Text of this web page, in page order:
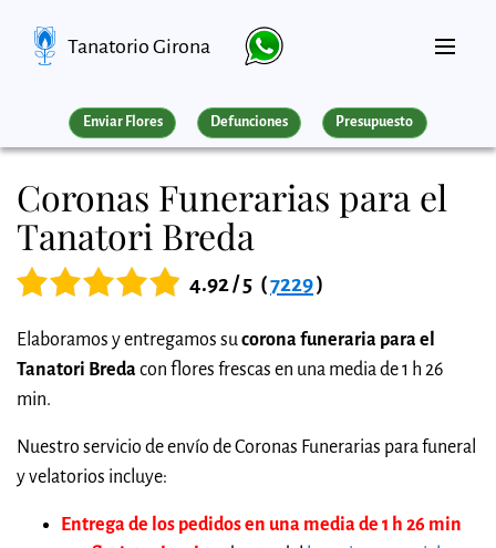
Tanatorio Girona
Enviar Flores Defunciones Presupuesto
Coronas Funerarias para el
Tanatori Breda
4.92 / 5 (7229)
Elaboramos y entregamos sucorona funeraria para el
Tanatori Bredacon flores frescas en una media de 1 h 26
min.
Nuestro servicio de envío de Coronas Funerarias para funeral
y velatorios incluye:
Entrega de los pedidos en una media de 1 h 26 min